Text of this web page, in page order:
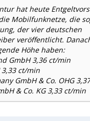
hat heute
Mobilfunknetze, die
der vier deutschen
veröffentlicht.
Höhe haben:
GmbH 3,36 ct/min
3,33 ct/min
GmbH & Co. OHG
& Co. KG 3,33 ct/min